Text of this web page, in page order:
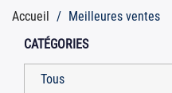
Accueil
Meilleures ventes
CATÉGORIES